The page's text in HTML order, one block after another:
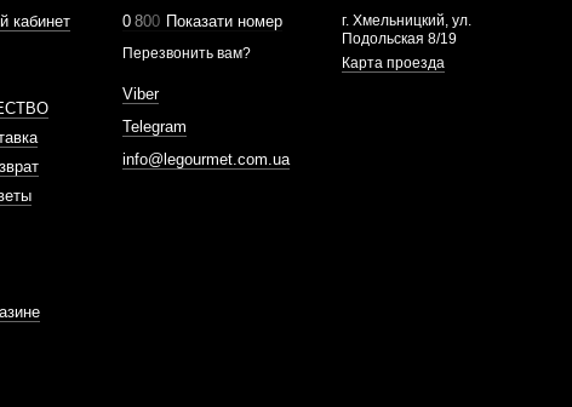
кабинет
0 800 Показати номер
Перезвонить вам?
Viber
Telegram
info@legourmet.com.ua
г. Хмельницкий, ул.
Подольская 8/19
Карта проезда